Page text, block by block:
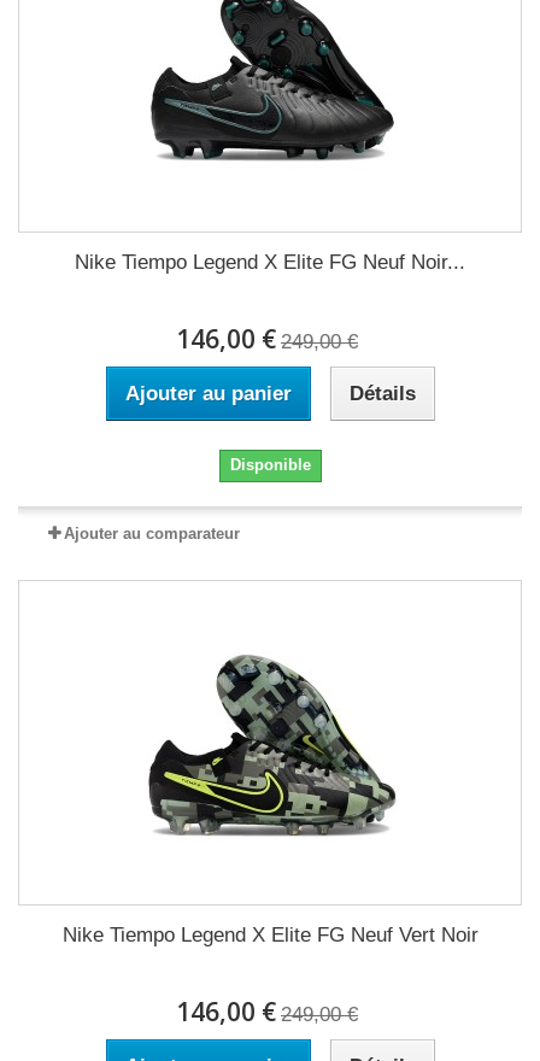
Nike Tiempo Legend X Elite FG Neuf Noir...
146,00 € 249,00 €
Ajouter au panier Détails
Disponible
Ajouter au comparateur
Nike Tiempo Legend X Elite FG Neuf Vert Noir
146,00 € 249,00 €